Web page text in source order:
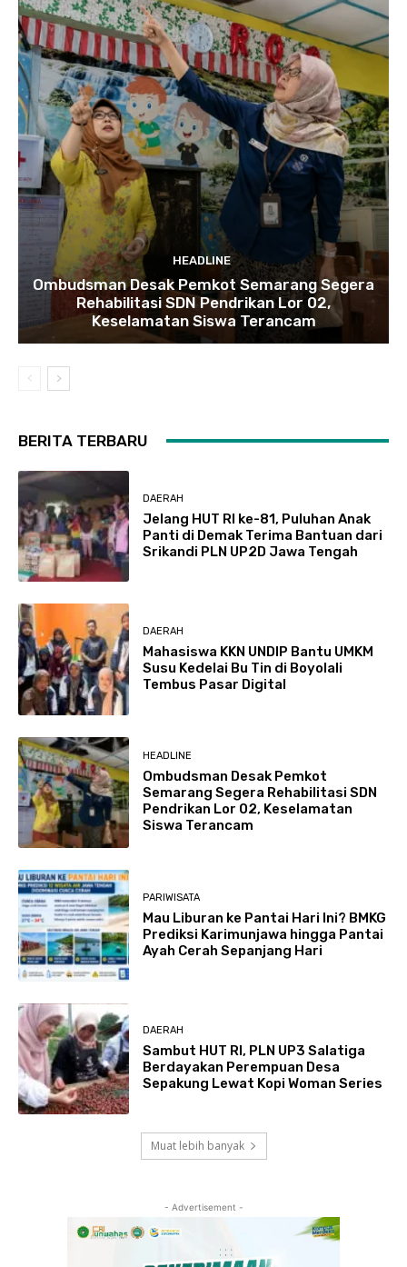
HEADLINE
Ombudsman Desak Pemkot Semarang Segera
Rehabilitasi SDN Pendrikan Lor 02,
Keselamatan Siswa Terancam
BERITA TERBARU
DAERAH
Jelang HUT RI ke-81, Puluhan Anak
Panti di Demak Terima Bantuan dari
Srikandi PLN UP2D Jawa Tengah
DAERAH
Mahasiswa KKN UNDIP Bantu UMKM
Susu Kedelai Bu Tin di Boyolali
Tembus Pasar Digital
HEADLINE
Ombudsman Desak Pemkot
Semarang Segera Rehabilitasi SDN
Pendrikan Lor 02, Keselamatan
Siswa Terancam
PARIWISATA
Mau Liburan ke Pantai Hari Ini? BMKG
Prediksi Karimunjawa hingga Pantai
Ayah Cerah Sepanjang Hari
DAERAH
Sambut HUT RI, PLN UP3 Salatiga
Berdayakan Perempuan Desa
Sepakung Lewat Kopi Woman Series
Muat lebih banyak
- Advertisement -